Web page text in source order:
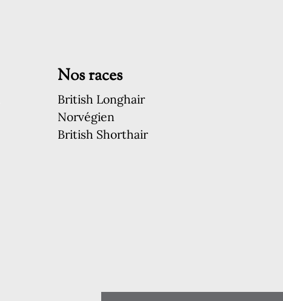
Nos races
British Longhair
Norvégien
British Shorthair